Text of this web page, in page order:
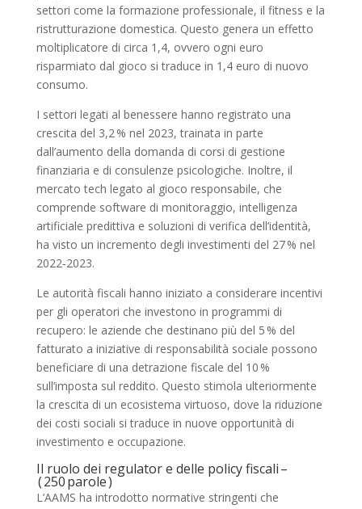
settori come la formazione professionale, il fitness e la
ristrutturazione domestica. Questo genera un effetto
moltiplicatore di circa 1,4, ovvero ogni euro
risparmiato dal gioco si traduce in 1,4 euro di nuovo
consumo.
I settori legati al benessere hanno registrato una
crescita del 3,2 % nel 2023, trainata in parte
dall’aumento della domanda di corsi di gestione
finanziaria e di consulenze psicologiche. Inoltre, il
mercato tech legato al gioco responsabile, che
comprende software di monitoraggio, intelligenza
artificiale predittiva e soluzioni di verifica dell’identità,
ha visto un incremento degli investimenti del 27 % nel
2022‑2023.
Le autorità fiscali hanno iniziato a considerare incentivi
per gli operatori che investono in programmi di
recupero: le aziende che destinano più del 5 % del
fatturato a iniziative di responsabilità sociale possono
beneficiare di una detrazione fiscale del 10 %
sull’imposta sul reddito. Questo stimola ulteriormente
la crescita di un ecosistema virtuoso, dove la riduzione
dei costi sociali si traduce in nuove opportunità di
investimento e occupazione.
Il ruolo dei regulator e delle policy fiscali –
( 250 parole )
L’AAMS ha introdotto normative stringenti che